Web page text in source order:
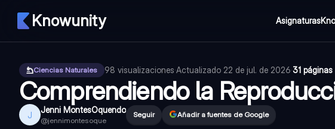
Knowunity Asignaturas
Ciencias Naturales 98 visualizaciones·Actualizado 22 de jul. de 2026·31 páginas
Comprendiendo la
J Jenni MontesOquendo
@jennimontesoque
Seguir Añadir a fuentes de Google